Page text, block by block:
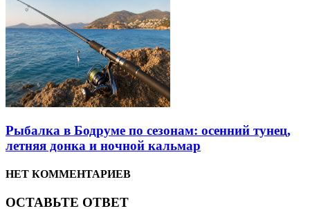
Рыбалка в Бодруме по сезонам: осенний тунец,
летняя донка и ночной кальмар
НЕТ КОММЕНТАРИЕВ
ОСТАВЬТЕ ОТВЕТ